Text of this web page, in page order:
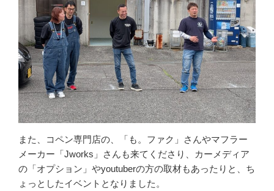
また、コペン専門店の、「も。ファク」さんやマフラー
メーカー「Jworks」さんも来てくださり、カーメディア
の「オプション」やyoutuberの方の取材もあったりと、ち
ょっとしたイベントとなりました。